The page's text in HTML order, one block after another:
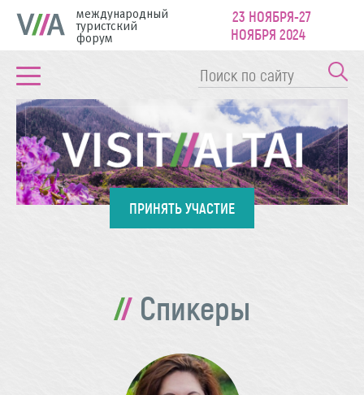
международный
туристский
форум
23 НОЯБРЯ-27
НОЯБРЯ 2024
ПРИНЯТЬ УЧАСТИЕ
Спикеры